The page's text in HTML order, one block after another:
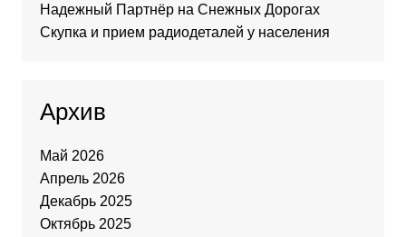
Надежный Партнёр на Снежных Дорогах
Скупка и прием радиодеталей у населения
Архив
Май 2026
Апрель 2026
Декабрь 2025
Октябрь 2025